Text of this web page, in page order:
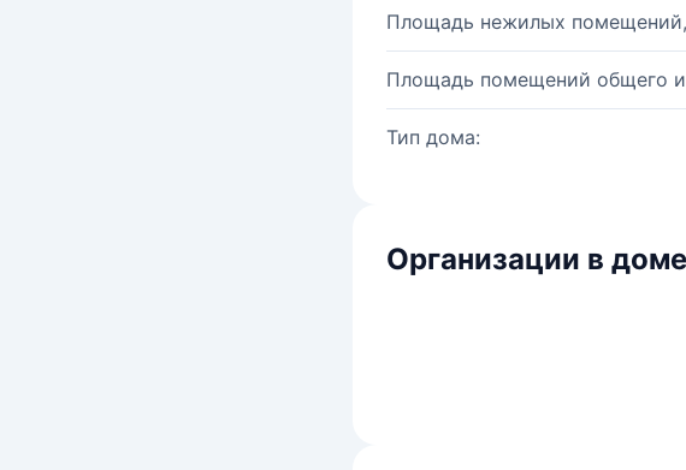
Площадь нежилых
Площадь помещений общего
Тип дома:
Организации в доме